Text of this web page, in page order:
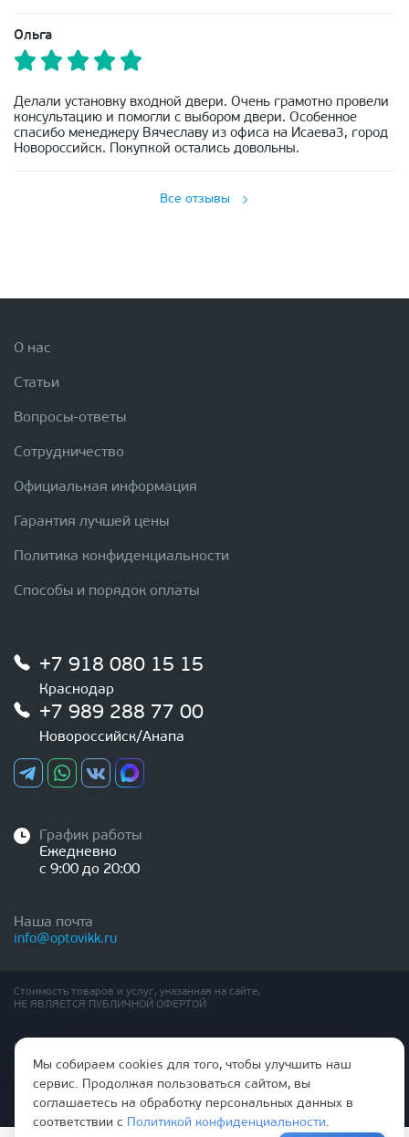
Ольга
Делали установку входной двери. Очень грамотно провели
консультацию и помогли с выбором двери. Особенное
спасибо менеджеру Вячеславу из офиса на Исаева3, город
Новороссийск. Покупкой остались довольны.
Все отзывы
О нас
Статьи
Вопросы-ответы
Сотрудничество
Официальная информация
Гарантия лучшей цены
Политика конфиденциальности
Способы и порядок оплаты
+7 918 080 15 15
Краснодар
+7 989 288 77 00
Новороссийск/Анапа
График работы
Ежедневно
с 9:00 до 20:00
Наша почта
info@optovikk.ru
Стоимость товаров и услуг, указанная на сайте,
НЕ ЯВЛЯЕТСЯ ПУБЛИЧНОЙ ОФЕРТОЙ
Правила эксплутации входных и межкомнатных дверей
Политика обработки персональных данных
Согласие на обработку персональных данных
Мы собираем cookies для того, чтобы улучшить наш
сервис. Продолжая пользоваться сайтом, вы
соглашаетесь на обработку персональных данных в
соответствии с
Политикой конфиденциальности.